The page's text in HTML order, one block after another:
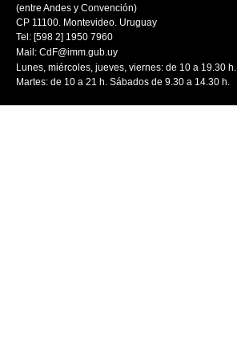
(entre Andes y Convención)
CP 11100. Montevideo. Uruguay
Tel: [598 2] 1950 7960
Mail: CdF@imm.gub.uy
Lunes, miércoles, jueves, viernes: de 10 a 19.30 h.
Martes: de 10 a 21 h. Sábados de 9.30 a 14.30 h.